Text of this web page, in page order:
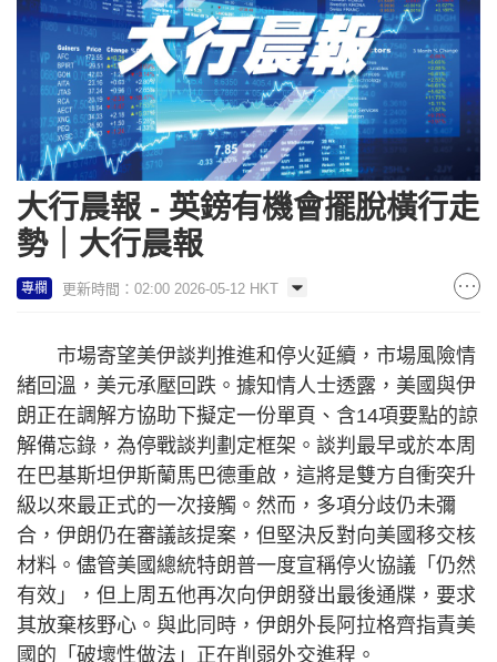
大行晨報 - 英鎊有機會擺脫橫行走
勢｜大行晨報
專欄 更新時間：02:00 2026-05-12 HKT
市場寄望美伊談判推進和停火延續，市場風險情
緒回溫，美元承壓回跌。據知情人士透露，美國與伊
朗正在調解方協助下擬定一份單頁、含14項要點的諒
解備忘錄，為停戰談判劃定框架。談判最早或於本周
在巴基斯坦伊斯蘭馬巴德重啟，這將是雙方自衝突升
級以來最正式的一次接觸。然而，多項分歧仍未彌
合，伊朗仍在審議該提案，但堅決反對向美國移交核
材料。儘管美國總統特朗普一度宣稱停火協議「仍然
有效」，但上周五他再次向伊朗發出最後通牒，要求
其放棄核野心。與此同時，伊朗外長阿拉格齊指責美
國的「破壞性做法」正在削弱外交進程。